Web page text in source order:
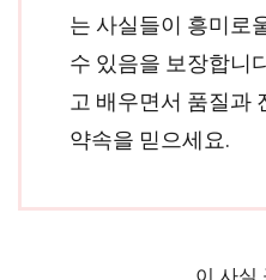
는 사실들이 흥미로
수 있음을 보장합니
고 배우면서 품질과
약속을 믿으세요.